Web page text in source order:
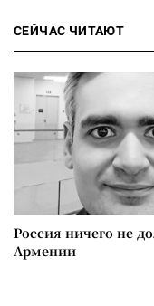
СЕЙЧАС ЧИТАЮТ
Россия ничего не
Армении